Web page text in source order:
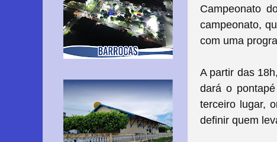
Campeonato
campeonato,
com uma
A partir das
dará o
terceiro lugar,
definir quem